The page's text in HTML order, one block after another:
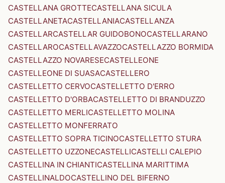
CASTELLANA GROTTECASTELLANA SICULA
CASTELLANETACASTELLANIACASTELLANZA
CASTELLARCASTELLAR GUIDOBONOCASTELLARANO
CASTELLAROCASTELLAVAZZOCASTELLAZZO BORMIDA
CASTELLAZZO NOVARESECASTELLEONE
CASTELLEONE DI SUASACASTELLERO
CASTELLETTO CERVOCASTELLETTO D'ERRO
CASTELLETTO D'ORBACASTELLETTO DI BRANDUZZO
CASTELLETTO MERLICASTELLETTO MOLINA
CASTELLETTO MONFERRATO
CASTELLETTO SOPRA TICINOCASTELLETTO STURA
CASTELLETTO UZZONECASTELLICASTELLI CALEPIO
CASTELLINA IN CHIANTICASTELLINA MARITTIMA
CASTELLINALDOCASTELLINO DEL BIFERNO